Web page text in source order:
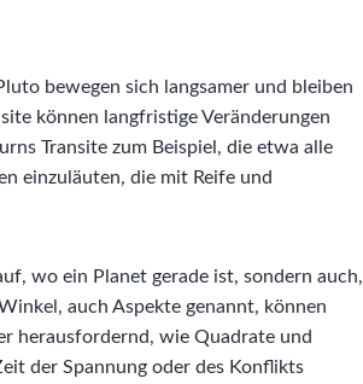
bewegen sich langsamer und bleiben
können langfristige Veränderungen
Transite zum Beispiel, die etwa alle
einzuläuten, die mit Reife und
wo ein Planet gerade ist, sondern auch,
auch Aspekte genannt, können
herausfordernd, wie Quadrate und
der Spannung oder des Konflikts